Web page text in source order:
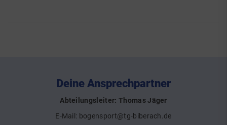
Deine Ansprechpartner
Abteilungsleiter: Thomas Jäger
E-Mail: bogensport@tg-biberach.de